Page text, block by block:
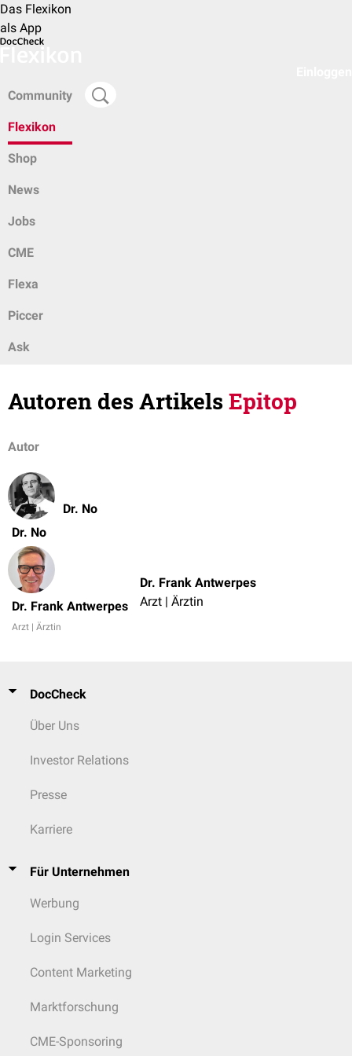
Das Flexikon
als App
Community
Flexikon
Shop
News
Jobs
CME
Flexa
Piccer
Ask
Autoren des ArtikelsEpitop
Autor
Dr. No
Dr. No
Dr. Frank Antwerpes
Arzt | Ärztin
Dr. Frank Antwerpes
Arzt | Ärztin
DocCheck
Über Uns
Investor Relations
Presse
Karriere
Für Unternehmen
Werbung
Login Services
Content Marketing
Marktforschung
CME-Sponsoring